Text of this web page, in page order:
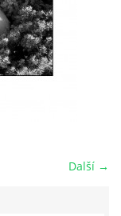
Další →